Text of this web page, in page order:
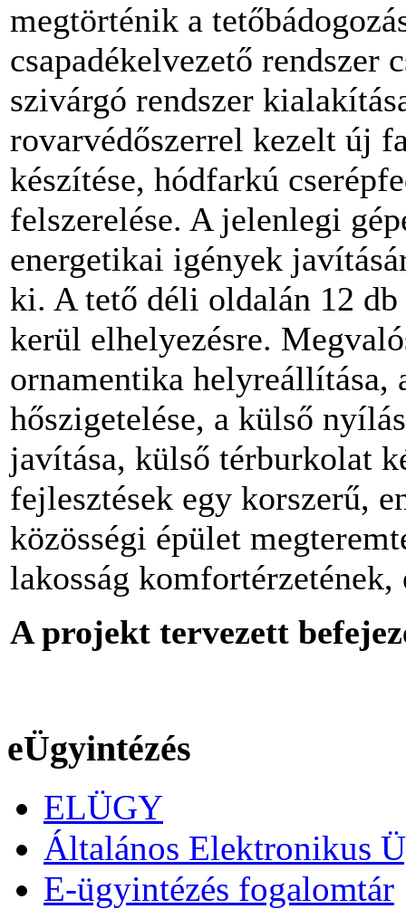
megtörténik a
csapadékelvezető rendszer
szivárgó rendszer
rovarvédőszerrel kezelt új
készítése, hódfarkú
felszerelése. A jelenlegi
energetikai igények
ki. A tető déli oldalán 12
kerül elhelyezésre.
ornamentika
hőszigetelése, a külső
javítása, külső térburkolat
fejlesztések egy korszerű,
közösségi épület
lakosság
A projekt tervezett
eÜgyintézés
ELÜGY
Általános Elektronikus
E-ügyintézés fogalomtár